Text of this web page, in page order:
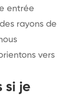
entrée
rayons de
vers
si je